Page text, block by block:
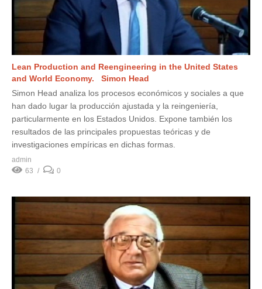
Lean Production and Reengineering in the United States
and World Economy. Simon Head
Simon Head analiza los procesos económicos y sociales a que
han dado lugar la producción ajustada y la reingeniería,
particularmente en los Estados Unidos. Expone también los
resultados de las principales propuestas teóricas y de
investigaciones empíricas en dichas formas.
admin
63
0